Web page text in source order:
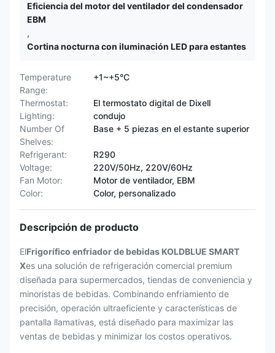
Eficiencia del motor del ventilador del condensador
EBM
,
Cortina nocturna con iluminación LED para estantes
Temperature
Range:
+1~+5°C
Thermostat:
El termostato digital de Dixell
Lighting:
condujo
Number Of
Shelves:
Base + 5 piezas en el estante superior
Refrigerant:
R290
Voltage:
220V/50Hz, 220V/60Hz
Fan Motor:
Motor de ventilador, EBM
Color:
Color, personalizado
Descripción de producto
ElFrigorífico enfriador de bebidas KOLDBLUE SMART
Xes una solución de refrigeración comercial premium
diseñada para supermercados, tiendas de conveniencia y
minoristas de bebidas. Combinando enfriamiento de
precisión, operación ultraeficiente y características de
pantalla llamativas, está diseñado para maximizar las
ventas de bebidas y minimizar los costos operativos.